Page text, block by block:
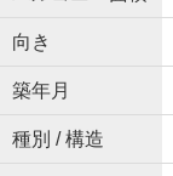
向き
築年月
種別 / 構造